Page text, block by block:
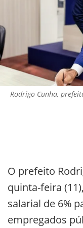
Rodrigo Cunha,
O prefeito
quinta-feira
salarial de 6%
empregados